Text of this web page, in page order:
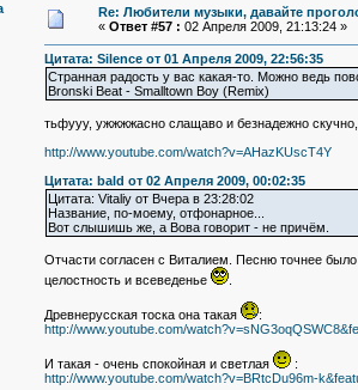
Re: Любители музыки, давайте
« Ответ #57 : 02 Апреля 2009, 21:13:24 »
Цитата: Silence от 01 Апреля 2009, 22:56:35
Странная радость у вас какая-то. Можно ведь
Bronski Beat - Smalltown Boy (Remix)
тьфууу, ужжжжасно слащаво и безнадежно
http://www.youtube.com/watch?v=AHazKUscT4Y
Цитата: bald от 02 Апреля 2009, 00:02:35
Цитата: Vitaliy от Вчера в 23:28:02
Название, по-моему, отфонарное...
Вот слышишь же, а Вова говорит - не причём.
Отчасти согласен с Виталием. Песню точнее
целостность и всеведенье
.
Древнерусская тоска она такая
:
http://www.youtube.com/
И такая - очень спокойная и светлая
:
http://www.youtube.com/watch?v=BRtcDu96m-